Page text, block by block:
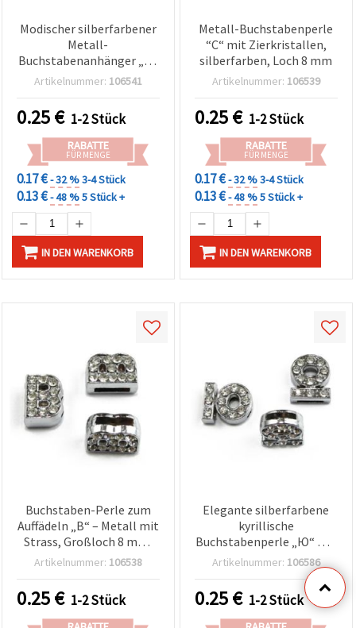
Modischer silberfarbener
Metall-
Buchstabenanhänger „D“
mit funkelnden
perfekt für
Schmuckherstellung und
Auffädeln
Artikelnummer: 106541
0.25€ 1-2 Stück
RABATTE
FÜR MENGE
0.17 €- 32 %3-4 Stück
0.13 €- 48 %5 Stück +
IN DEN WARENKORB
Metall-Buchstabenperle
“C“ mit Zierkristallen,
silberfarben, Loch 8 mm
Artikelnummer: 106539
0.25€ 1-2 Stück
RABATTE
FÜR MENGE
0.17 €- 32 %3-4 Stück
0.13 €- 48 %5 Stück +
IN DEN WARENKORB
Buchstaben-Perle zum
Auffädeln „B“ – Metall mit
Strass, Großloch 8 mm,
silberfarben
Artikelnummer: 106538
0.25€ 1-2 Stück
Elegante silberfarbene
kyrillische
Buchstabenperle „Ю“ mit
funkelnden Kristallen,
8‑mm-Loch – perfekter
Schmuck‑Charm für DIY,
Basteln &
Schmuckherstellung
Artikelnummer: 106586
0.25€ 1-2 Stück